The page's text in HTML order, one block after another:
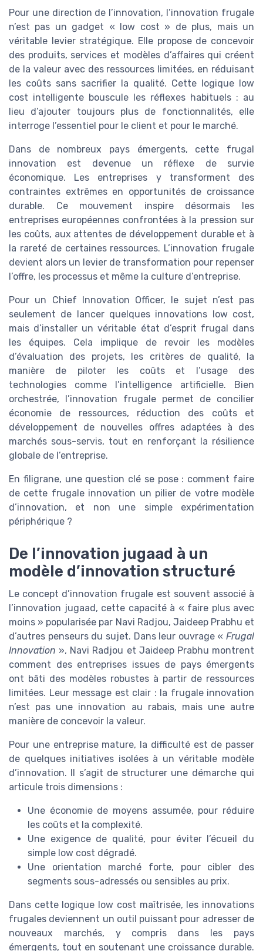
Pour une direction de l’innovation, l’innovation frugale
n’est pas un gadget « low cost » de plus, mais un
véritable levier stratégique. Elle propose de concevoir
des produits, services et modèles d’affaires qui créent
de la valeur avec des ressources limitées, en réduisant
les coûts sans sacrifier la qualité. Cette logique low
cost intelligente bouscule les réflexes habituels : au
lieu d’ajouter toujours plus de fonctionnalités, elle
interroge l’essentiel pour le client et pour le marché.
Dans de nombreux pays émergents, cette frugal
innovation est devenue un réflexe de survie
économique. Les entreprises y transforment des
contraintes extrêmes en opportunités de croissance
durable. Ce mouvement inspire désormais les
entreprises européennes confrontées à la pression sur
les coûts, aux attentes de développement durable et à
la rareté de certaines ressources. L’innovation frugale
devient alors un levier de transformation pour repenser
l’offre, les processus et même la culture d’entreprise.
Pour un Chief Innovation Officer, le sujet n’est pas
seulement de lancer quelques innovations low cost,
mais d’installer un véritable état d’esprit frugal dans
les équipes. Cela implique de revoir les modèles
d’évaluation des projets, les critères de qualité, la
manière de piloter les coûts et l’usage des
technologies comme l’intelligence artificielle. Bien
orchestrée, l’innovation frugale permet de concilier
économie de ressources, réduction des coûts et
développement de nouvelles offres adaptées à des
marchés sous-servis, tout en renforçant la résilience
globale de l’entreprise.
En filigrane, une question clé se pose : comment faire
de cette frugale innovation un pilier de votre modèle
d’innovation, et non une simple expérimentation
périphérique ?
De l’innovation jugaad à un
modèle d’innovation structuré
Le concept d’innovation frugale est souvent associé à
l’innovation jugaad, cette capacité à « faire plus avec
moins » popularisée par Navi Radjou, Jaideep Prabhu et
d’autres penseurs du sujet. Dans leur ouvrage « Frugal
Innovation », Navi Radjou et Jaideep Prabhu montrent
comment des entreprises issues de pays émergents
ont bâti des modèles robustes à partir de ressources
limitées. Leur message est clair : la frugale innovation
n’est pas une innovation au rabais, mais une autre
manière de concevoir la valeur.
Pour une entreprise mature, la difficulté est de passer
de quelques initiatives isolées à un véritable modèle
d’innovation. Il s’agit de structurer une démarche qui
articule trois dimensions :
Une économie de moyens assumée, pour réduire
les coûts et la complexité.
Une exigence de qualité, pour éviter l’écueil du
simple low cost dégradé.
Une orientation marché forte, pour cibler des
segments sous-adressés ou sensibles au prix.
Dans cette logique low cost maîtrisée, les innovations
frugales deviennent un outil puissant pour adresser de
nouveaux marchés, y compris dans les pays
émergents, tout en soutenant une croissance durable.